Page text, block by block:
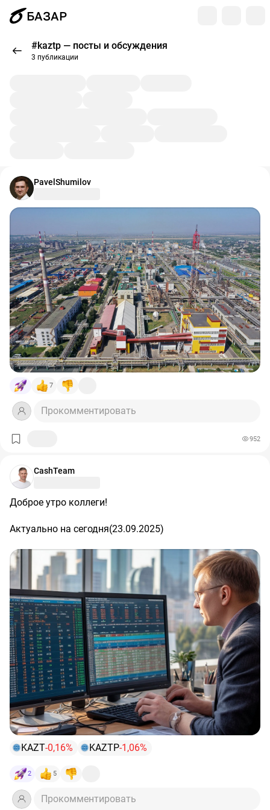
БАЗАР
#kaztp — посты и обсуждения
3 публикации
PavelShumilov
7
Прокомментировать
952
CashTeam
Доброе утро коллеги!
Актуально на сегодня(23.09.2025)
📊Корпоративные события на российском рынке:
#KAZTP
Ожидается закрытие реестра по дивидендам
4₽.
#KAZTОжидается закрытие реестра по дивидендам
4₽.
Котировки валют:
🇺🇸💵Доллар - 84,02₽
🇪🇺💸Евро - 98,96₽
🇨🇳💸Юань - 11,73₽
Всем продуктивного дня!
$KAZTP $KAZT
#kaztp
#kazt
KAZT-0,16% KAZTP-1,06%
2 5
Прокомментировать